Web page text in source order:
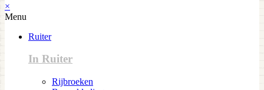
×
Menu
Ruiter
In Ruiter
Rijbroeken